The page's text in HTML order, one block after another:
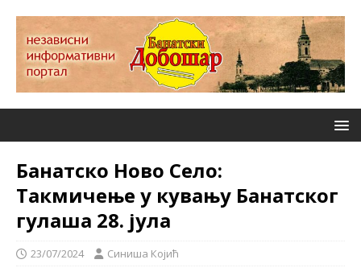
Банатско Ново Село:
Такмичење у кувању Банатског
гулаша 28. јула
23/07/2024 Синиша Којић